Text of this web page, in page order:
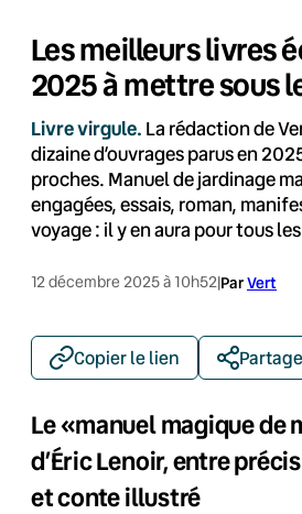
Les meilleurs livres
2025 à mettre sous
Livre virgule. La rédaction de
dizaine d’ouvrages parus en
proches. Manuel de jardinage
engagées, essais, roman,
voyage : il y en aura pour tous
12 décembre 2025 à 10h52|ParVert
Copier le lien
Le «manuel magique de
d’Éric Lenoir, entre
et conte illustré